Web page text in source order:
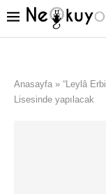
Anasayfa » “Leylâ
Lisesinde yapılacak